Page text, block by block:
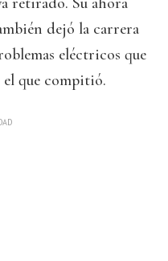
dejó la carrera
eléctricos que
que compitió.